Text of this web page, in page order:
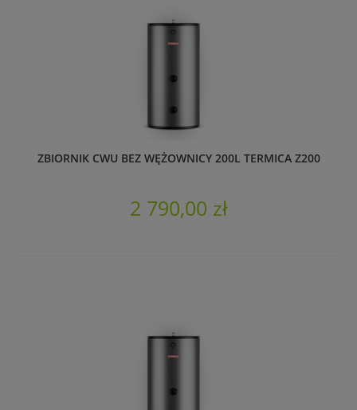
ZBIORNIK CWU BEZ WĘŻOWNICY 200L TERMICA Z200
2 790,00 zł